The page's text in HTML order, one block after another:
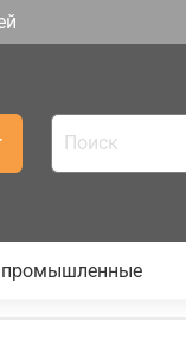
промышленные